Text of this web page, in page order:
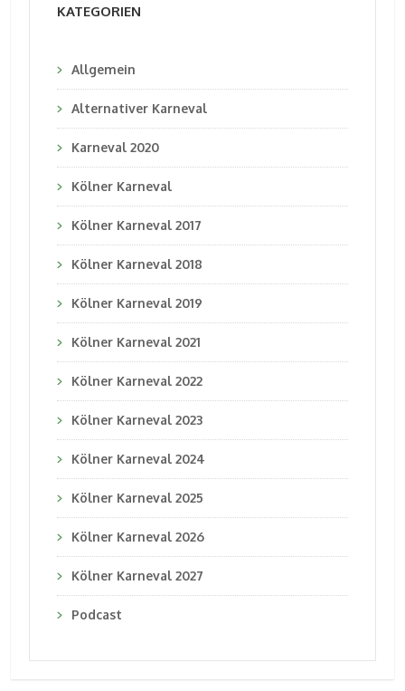
KATEGORIEN
Allgemein
Alternativer Karneval
Karneval 2020
Kölner Karneval
Kölner Karneval 2017
Kölner Karneval 2018
Kölner Karneval 2019
Kölner Karneval 2021
Kölner Karneval 2022
Kölner Karneval 2023
Kölner Karneval 2024
Kölner Karneval 2025
Kölner Karneval 2026
Kölner Karneval 2027
Podcast